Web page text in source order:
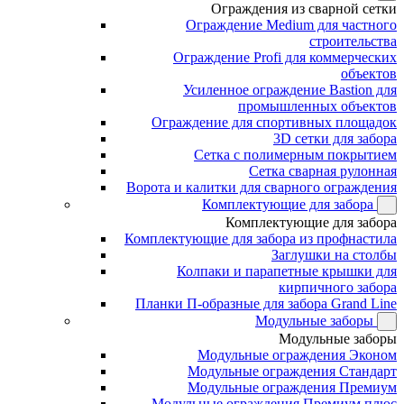
Ограждения из сварной сетки
Ограждение Medium для частного
строительства
Ограждение Profi для коммерческих
объектов
Усиленное ограждение Bastion для
промышленных объектов
Ограждение для спортивных площадок
3D сетки для забора
Сетка с полимерным покрытием
Сетка сварная рулонная
Ворота и калитки для сварного ограждения
Комплектующие для забора
Комплектующие для забора
Комплектующие для забора из профнастила
Заглушки на столбы
Колпаки и парапетные крышки для
кирпичного забора
Планки П-образные для забора Grand Line
Модульные заборы
Модульные заборы
Модульные ограждения Эконом
Модульные ограждения Стандарт
Модульные ограждения Премиум